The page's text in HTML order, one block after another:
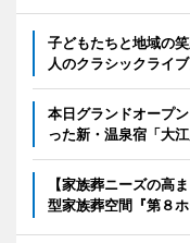
子どもたちと地域の
人のクラシックライ
本日グランドオープ
った新・温泉宿「大
【家族葬ニーズの高
型家族葬空間『第８